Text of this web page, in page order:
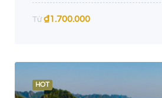
Từ ₫1.700.000
HOT